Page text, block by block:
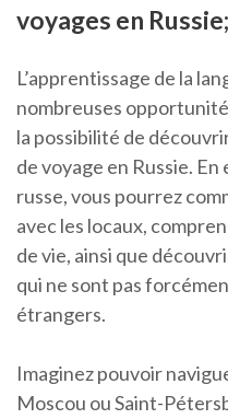
voyages en Russie;
L’apprentissage de la
nombreuses
la possibilité de
de voyage en Russie.
russe, vous pourrez
avec les locaux,
de vie, ainsi que
qui ne sont pas
étrangers.
Imaginez pouvoir
Moscou ou Saint-